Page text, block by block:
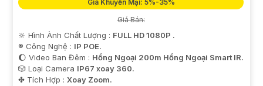
Giá Khuyến Mại: 5%-35%
Giá Bán:
🔆 Hình Ành Chất Lượng : FULL HD 1080P .
®️ Công Nghệ : IP POE.
🌔 Video Ban Đêm : Hồng Ngoại 200m Hồng Ngoại Smart IR.
🎲 Loại Camera IP67 xoay 360.
️✤ Tích Hợp : Xoay Zoom.